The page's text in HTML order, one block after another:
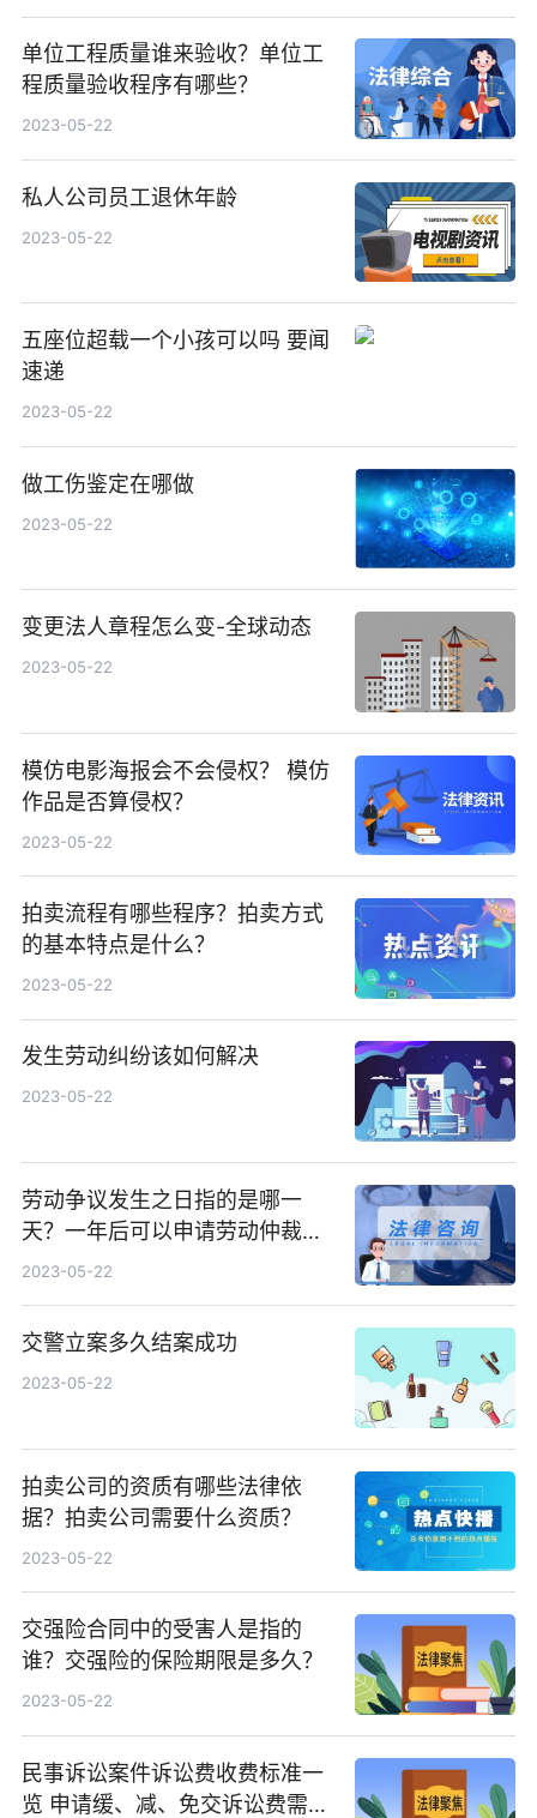
单位工程质量谁来验收？单位工
程质量验收程序有哪些？
2023-05-22
私人公司员工退休年龄
2023-05-22
五座位超载一个小孩可以吗 要闻
速递
2023-05-22
做工伤鉴定在哪做
2023-05-22
变更法人章程怎么变-全球动态
2023-05-22
模仿电影海报会不会侵权？ 模仿
作品是否算侵权？
2023-05-22
拍卖流程有哪些程序？拍卖方式
的基本特点是什么？
2023-05-22
发生劳动纠纷该如何解决
2023-05-22
劳动争议发生之日指的是哪一
天？一年后可以申请劳动仲裁
吗？
2023-05-22
交警立案多久结案成功
2023-05-22
拍卖公司的资质有哪些法律依
据？拍卖公司需要什么资质？
2023-05-22
交强险合同中的受害人是指的
谁？交强险的保险期限是多久？
2023-05-22
民事诉讼案件诉讼费收费标准一
览 申请缓、减、免交诉讼费需要